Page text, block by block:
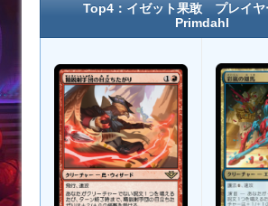
Top4：イゼット果敢 プレイヤ
Primdahl